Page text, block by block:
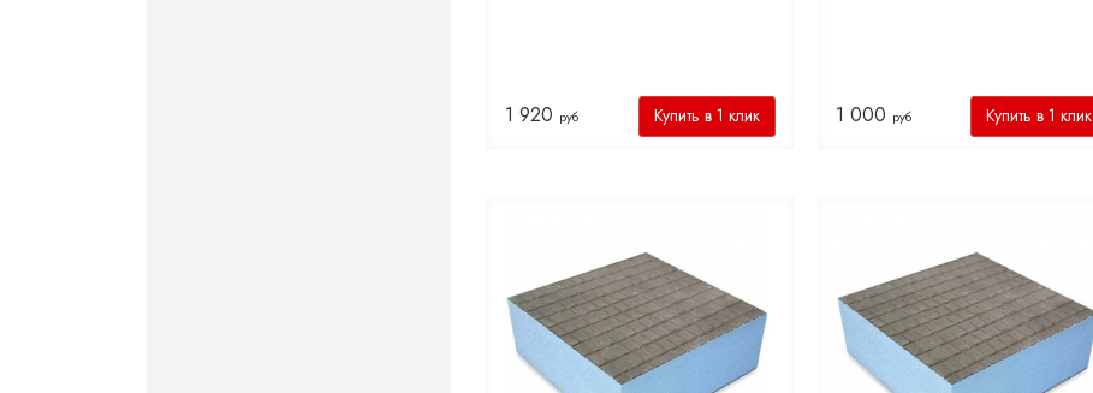
1 920 руб Купить в 1 клик 1 000 руб Купить в 1 клик